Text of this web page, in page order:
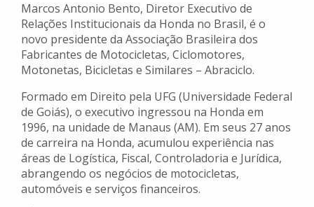
Marcos Antonio Bento, Diretor Executivo de
Relações Institucionais da Honda no Brasil, é o
novo presidente da Associação Brasileira dos
Fabricantes de Motocicletas, Ciclomotores,
Motonetas, Bicicletas e Similares – Abraciclo.
Formado em Direito pela UFG (Universidade Federal
de Goiás), o executivo ingressou na Honda em
1996, na unidade de Manaus (AM). Em seus 27 anos
de carreira na Honda, acumulou experiência nas
áreas de Logística, Fiscal, Controladoria e Jurídica,
abrangendo os negócios de motocicletas,
automóveis e serviços financeiros.